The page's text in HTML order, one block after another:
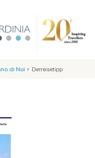
di Noi > Derreisetipp